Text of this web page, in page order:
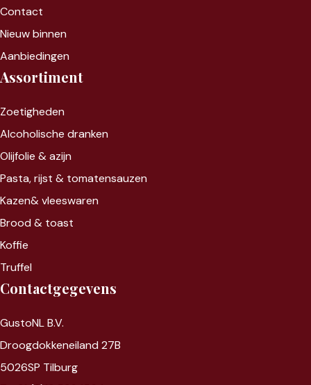
Contact
Nieuw binnen
Aanbiedingen
Assortiment
Zoetigheden
Alcoholische dranken
Olijfolie & azijn
Pasta, rijst & tomatensauzen
Kazen&vleeswaren
Brood & toast
Koffie
Truffel
Contactgegevens
GustoNL B.V.
Droogdokkeneiland 27B
5026SP Tilburg